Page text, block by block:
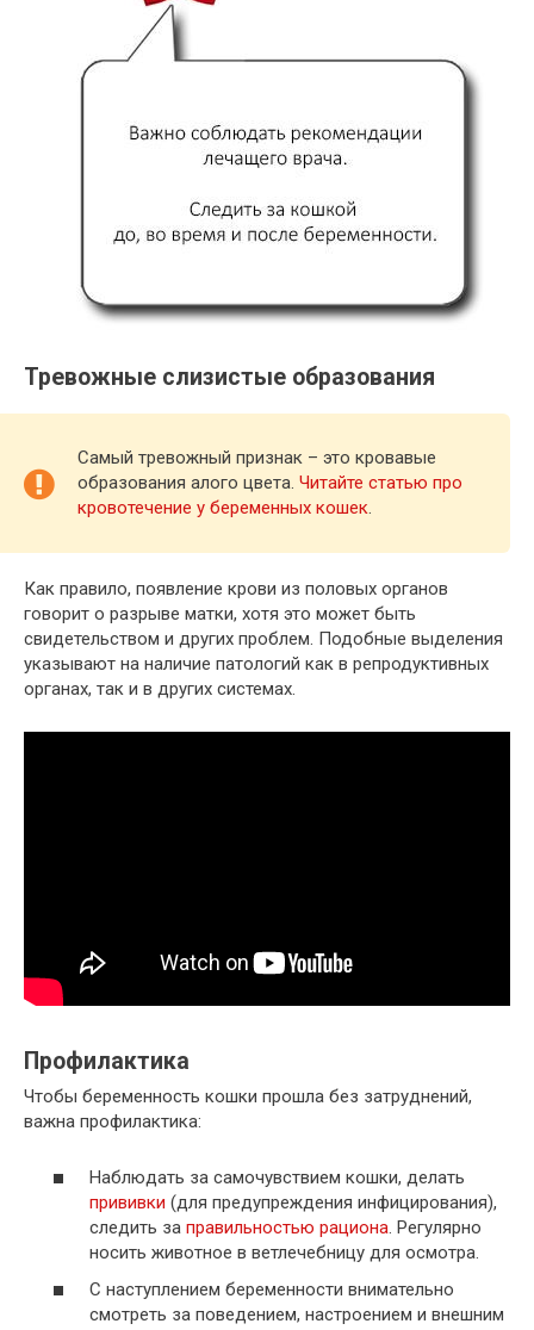
Тревожные слизистые образования
Самый тревожный признак – это кровавые
образования алого цвета. Читайте статью про
кровотечение у беременных кошек.
Как правило, появление крови из половых органов
говорит о разрыве матки, хотя это может быть
свидетельством и других проблем. Подобные выделения
указывают на наличие патологий как в репродуктивных
органах, так и в других системах.
Профилактика
Чтобы беременность кошки прошла без затруднений,
важна профилактика:
Наблюдать за самочувствием кошки, делать
прививки (для предупреждения инфицирования),
следить за правильностью рациона. Регулярно
носить животное в ветлечебницу для осмотра.
С наступлением беременности внимательно
смотреть за поведением, настроением и внешним